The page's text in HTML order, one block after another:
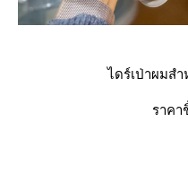
ไดร์เป่าผมส
ราคา